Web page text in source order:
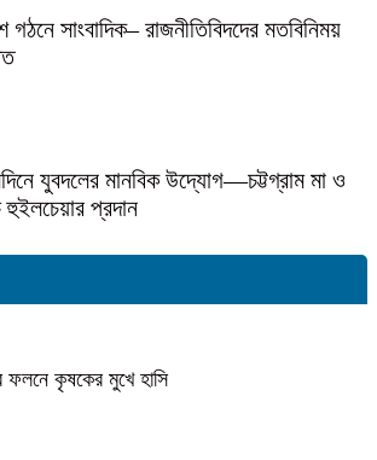
গঠনে সাংবাদিক– রাজনীতিবিদদের মতবিনিময়
যুবদলের মানবিক উদ্যোগ—চট্টগ্রাম মা ও
হুইলচেয়ার প্রদান
ফলনে কৃষকের মুখে হাসি